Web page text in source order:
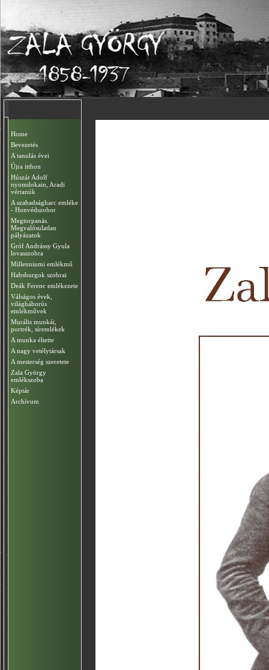
Home
Bevezetés
A tanulás évei
Újra itthon
Húszár Adolf
nyomdokain, Aradi
vértanúk
A szabadságharc emléke
- Honvédszobor
Megtorpanás.
Megvalósulatlan
pályázatok
Gróf Andrássy Gyula
lovasszobra
Millenniumi emlékmű
Habsburgok szobrai
Deák Ferenc emlékezete
Válságos évek,
világháborús
emlékművek
Murális munkái,
portrék, síremlékek
A munka éltette
A nagy vetélytársak
A mesterség szeretete
Zala György
emlékszoba
Képtár
Archívum